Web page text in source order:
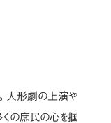
。人形劇の上演や
の庶民の心を掴